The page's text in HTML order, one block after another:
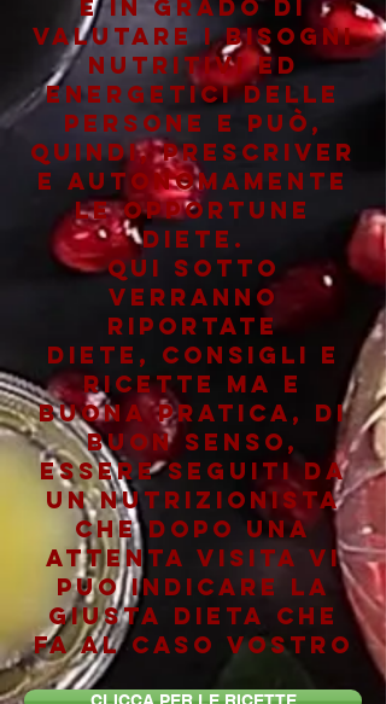
è in grado di
valutare i bisogni
nutritivi ed
energetici delle
persone e può,
quindi, prescriver
e autonomamente
le opportune
diete.
QUI SOTTO
VERRANNO
RIPORTATE
DIETE, CONSIGLI E
RICETTE MA E
BUONA PRATICA, DI
BUON SENSO,
ESSERE SEGUITI DA
UN NUTRIZIONISTA
CHE DOPO UNA
ATTENTA VISITA VI
PUO INDICARE LA
GIUSTA DIETA CHE
FA AL CASO VOSTRO